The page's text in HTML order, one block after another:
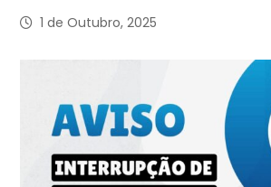
1 de Outubro, 2025